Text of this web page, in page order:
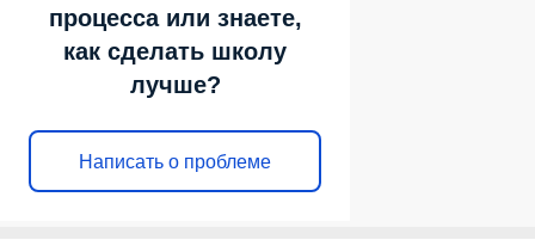
процесса или знаете,
как сделать школу
лучше?
Написать о проблеме